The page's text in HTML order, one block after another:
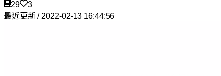
29
3
最近更新 / 2022-02-13 16:44:56